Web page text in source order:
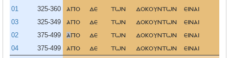
01 325-360 απο δε των δοκουντων ειναι
03 325-349 απο δε των δοκουντων ειναι
02 375-499 απο δε των δοκουντων ειναι
04 375-499 απο δε των δοκουντων ειναι